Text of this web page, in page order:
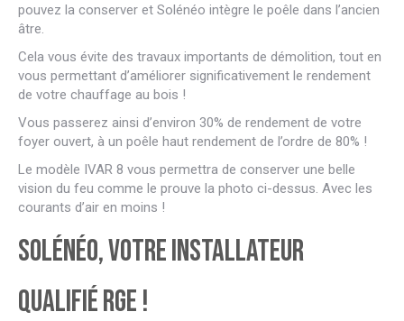
pouvez la conserver et Solénéo intègre le poêle dans l’ancien
âtre.
Cela vous évite des travaux importants de démolition, tout en
vous permettant d’améliorer significativement le rendement
de votre chauffage au bois !
Vous passerez ainsi d’environ 30% de rendement de votre
foyer ouvert, à un poêle haut rendement de l’ordre de 80% !
Le modèle IVAR 8 vous permettra de conserver une belle
vision du feu comme le prouve la photo ci-dessus. Avec les
courants d’air en moins !
Solénéo, votre installateur
qualifié RGE !